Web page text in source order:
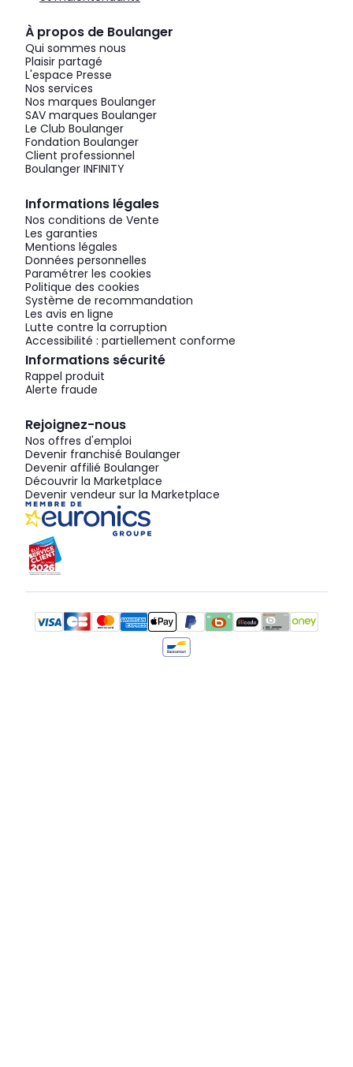
À propos de Boulanger
Qui sommes nous
Plaisir partagé
L'espace Presse
Nos services
Nos marques Boulanger
SAV marques Boulanger
Le Club Boulanger
Fondation Boulanger
Client professionnel
Boulanger INFINITY
Informations légales
Nos conditions de Vente
Les garanties
Mentions légales
Données personnelles
Paramétrer les cookies
Politique des cookies
Système de recommandation
Les avis en ligne
Lutte contre la corruption
Accessibilité : partiellement conforme
Informations sécurité
Rappel produit
Alerte fraude
Rejoignez-nous
Nos offres d'emploi
Devenir franchisé Boulanger
Devenir affilié Boulanger
Découvrir la Marketplace
Devenir vendeur sur la Marketplace